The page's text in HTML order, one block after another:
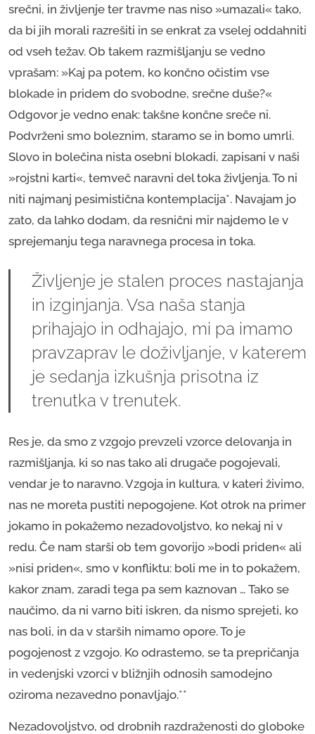
srečni, in življenje ter travme nas niso »umazali« tako,
da bi jih morali razrešiti in se enkrat za vselej oddahniti
od vseh težav. Ob takem razmišljanju se vedno
vprašam: »Kaj pa potem, ko končno očistim vse
blokade in pridem do svobodne, srečne duše?«
Odgovor je vedno enak: takšne končne sreče ni.
Podvrženi smo boleznim, staramo se in bomo umrli.
Slovo in bolečina nista osebni blokadi, zapisani v naši
»rojstni karti«, temveč naravni del toka življenja. To ni
niti najmanj pesimistična kontemplacija*. Navajam jo
zato, da lahko dodam, da resnični mir najdemo le v
sprejemanju tega naravnega procesa in toka.
Življenje je stalen proces nastajanja
in izginjanja. Vsa naša stanja
prihajajo in odhajajo, mi pa imamo
pravzaprav le doživljanje, v katerem
je sedanja izkušnja prisotna iz
trenutka v trenutek.
Res je, da smo z vzgojo prevzeli vzorce delovanja in
razmišljanja, ki so nas tako ali drugače pogojevali,
vendar je to naravno. Vzgoja in kultura, v kateri živimo,
nas ne moreta pustiti nepogojene. Kot otrok na primer
jokamo in pokažemo nezadovoljstvo, ko nekaj ni v
redu. Če nam starši ob tem govorijo »bodi priden« ali
»nisi priden«, smo v konfliktu: boli me in to pokažem,
kakor znam, zaradi tega pa sem kaznovan … Tako se
naučimo, da ni varno biti iskren, da nismo sprejeti, ko
nas boli, in da v starših nimamo opore. To je
pogojenost z vzgojo. Ko odrastemo, se ta prepričanja
in vedenjski vzorci v bližnjih odnosih samodejno
oziroma nezavedno ponavljajo.**
Nezadovoljstvo, od drobnih razdraženosti do globoke